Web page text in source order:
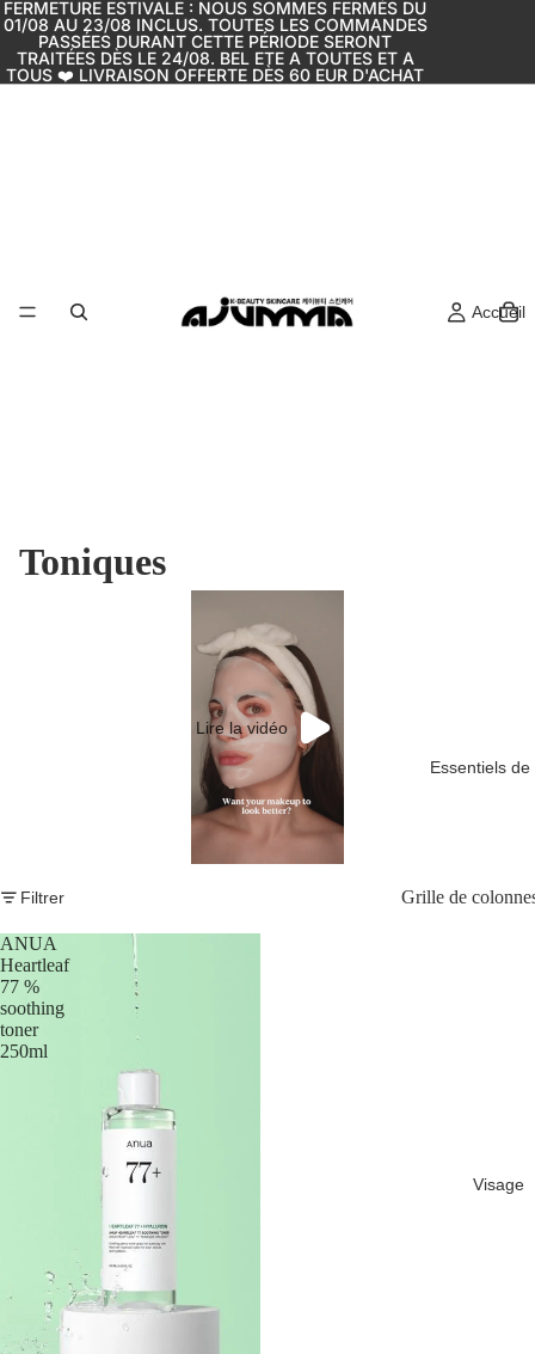
FERMETURE ESTIVALE : NOUS SOMMES FERMÉS DU
01/08 AU 23/08 INCLUS. TOUTES LES COMMANDES
PASSÉES DURANT CETTE PÉRIODE SERONT
TRAITÉES DÈS LE 24/08. BEL ETE A TOUTES ET A
TOUS ❤️ LIVRAISON OFFERTE DÈS 60 EUR D'ACHAT
Accueil
Essentiels de
Visage
Toniques
Lire la vidéo
Filtrer Grille de
ANUA
Heartleaf
77 %
soothing
toner
250ml